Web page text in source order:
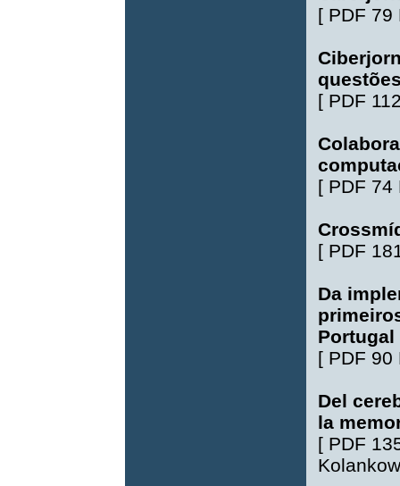
[ PDF 79
[ PDF
[ PDF 74
[ PDF
Da
Portugal
[ PDF 90
Del
la
[ PDF